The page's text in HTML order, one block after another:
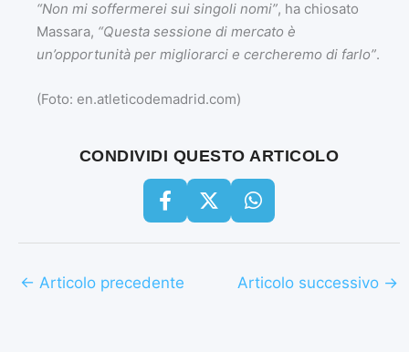
“Non mi soffermerei sui singoli nomi”, ha chiosato
Massara, “Questa sessione di mercato è
un’opportunità per migliorarci e cercheremo di farlo”.
(Foto: en.atleticodemadrid.com)
CONDIVIDI QUESTO ARTICOLO
← Articolo precedente Articolo successivo →